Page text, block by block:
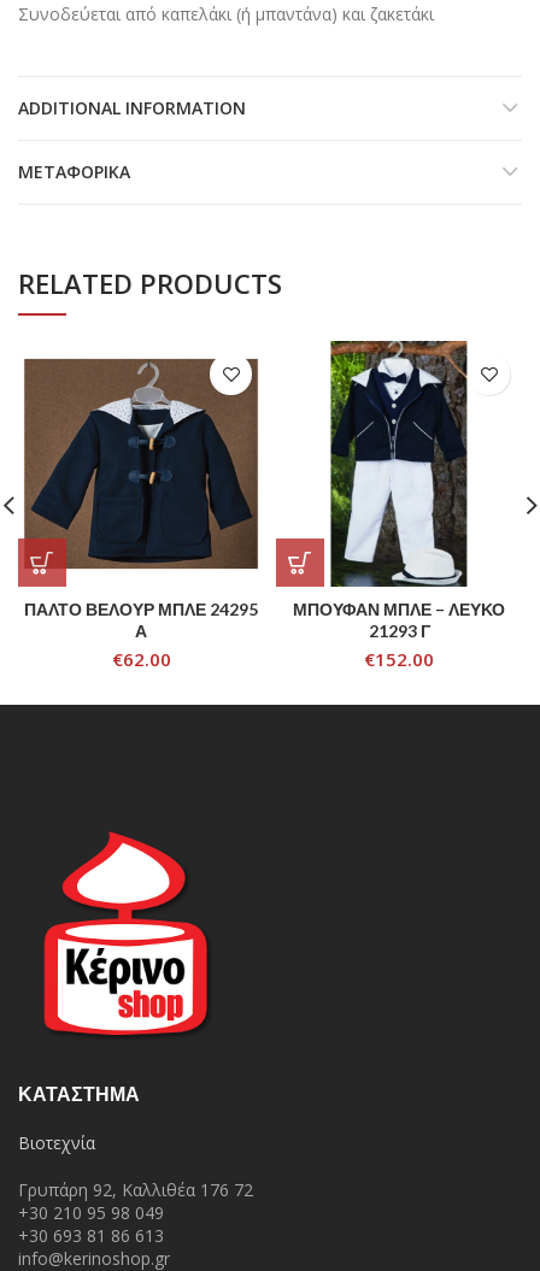
Συνοδεύεται από καπελάκι (ή μπαντάνα) και ζακετάκι
ADDITIONAL INFORMATION
ΜΕΤΑΦΟΡΙΚΆ
RELATED PRODUCTS
ΠΑΛΤΟ ΒΕΛΟΥΡ ΜΠΛΕ 24295
Α
€62.00
ΜΠΟΥΦΑΝ ΜΠΛΕ – ΛΕΥΚΟ
21293 Γ
€152.00
ΚΑΤΆΣΤΗΜΑ
Βιοτεχνία
Γρυπάρη 92, Καλλιθέα 176 72
+30 210 95 98 049
+30 693 81 86 613
info@kerinoshop.gr